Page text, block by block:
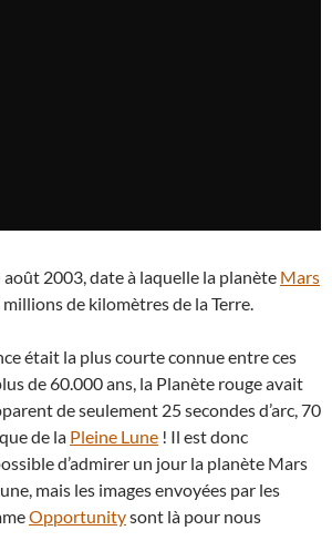
août 2003, date à laquelle la planète Mars
millions de kilomètres de la Terre.
était la plus courte connue entre ces
de 60.000 ans, la Planète rouge avait
de seulement 25 secondes d’arc, 70
de la Pleine Lune ! Il est donc
d’admirer un jour la planète Mars
mais les images envoyées par les
Opportunitysont là pour nous